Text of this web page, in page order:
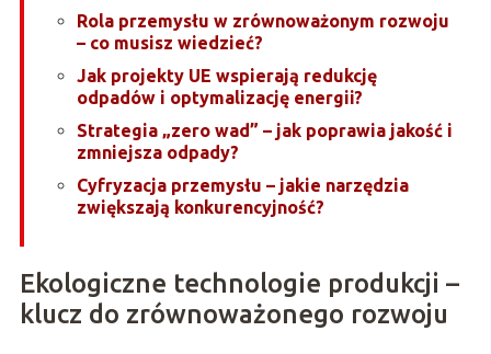
Rola przemysłu w zrównoważonym rozwoju
– co musisz wiedzieć?
Jak projekty UE wspierają redukcję
odpadów i optymalizację energii?
Strategia „zero wad” – jak poprawia jakość i
zmniejsza odpady?
Cyfryzacja przemysłu – jakie narzędzia
zwiększają konkurencyjność?
Ekologiczne technologie produkcji –
klucz do zrównoważonego rozwoju